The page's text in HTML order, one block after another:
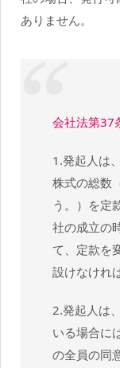
ありません。
会社法第37
1.発起人は
株式の総数
う。）を定
社の成立の
て、定款を
設けなけれ
2.発起人は
いる場合に
の全員の同